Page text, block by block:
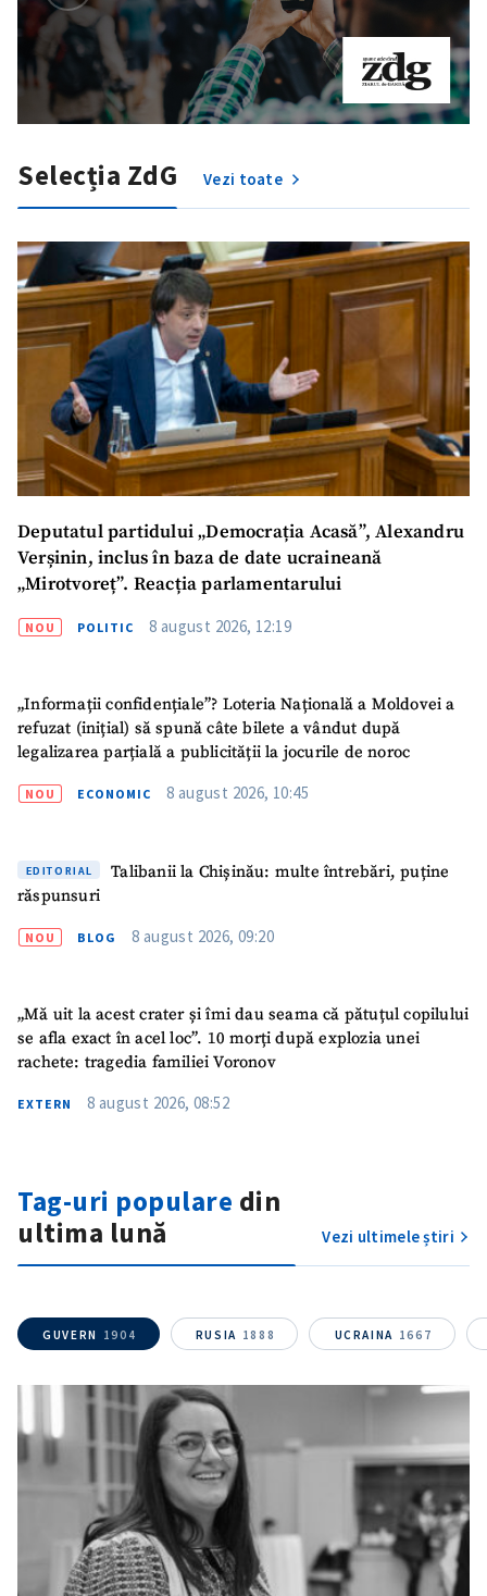
Selecția ZdG Vezi toate
Deputatul partidului „Democrația Acasă”, Alexandru
Verșinin, inclus în baza de date ucraineană
„Mirotvoreț”. Reacția parlamentarului
NOU POLITIC 8 august 2026, 12:19
„Informații confidențiale”? Loteria Națională a Moldovei a
refuzat (inițial) să spună câte bilete a vândut după
legalizarea parțială a publicității la jocurile de noroc
NOU ECONOMIC 8 august 2026, 10:45
EDITORIAL
Talibanii la Chișinău: multe întrebări, puține
răspunsuri
NOU BLOG 8 august 2026, 09:20
„Mă uit la acest crater și îmi dau seama că pătuțul copilului
se afla exact în acel loc”. 10 morți după explozia unei
rachete: tragedia familiei Voronov
EXTERN 8 august 2026, 08:52
Tag-uri populare din
ultima lună
Vezi ultimele știri
GUVERN 1904 RUSIA 1888 UCRAINA 1667
Titlu știre+ Adaugă titlu
Link media+ Link media
Mesajul știrei
+ Mesajul știrei
CONTACT SURSĂ
Sursă anonimă